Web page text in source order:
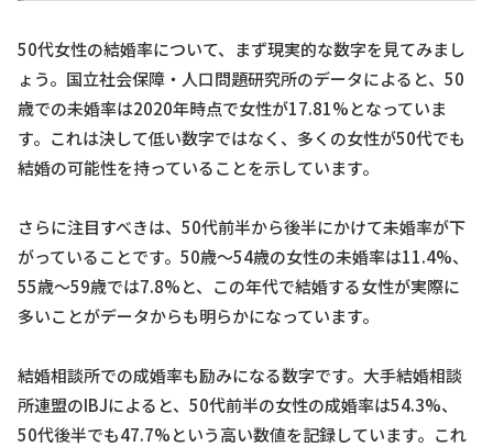
50代女性の結婚率について、まず現実的な数字を見てみまし
ょう。国立社会保障・人口問題研究所のデータによると、50
歳での未婚率は2020年時点で女性が17.81%となっていま
す。これは決して低い数字ではなく、多くの女性が50代でも
結婚の可能性を持っていることを示しています。
さらに注目すべきは、50代前半から後半にかけて未婚率が下
がっていることです。50歳～54歳の女性の未婚率は11.4%、
55歳～59歳では7.8%と、この年代で結婚する女性が実際に
多いことがデータからも明らかになっています。
結婚相談所での成婚率も励みになる数字です。大手結婚相談
所連盟のIBJによると、50代前半の女性の成婚率は54.3%、
50代後半でも47.7%という高い数値を記録しています。これ